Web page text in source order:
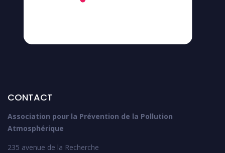
CONTACT
Association pour la Prévention de la Pollution
Atmosphérique
235 avenue de la Recherche